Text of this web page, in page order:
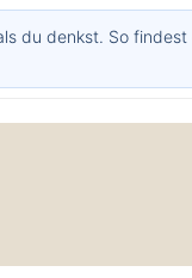
du denkst. So